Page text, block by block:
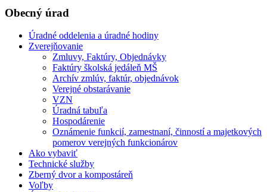
Obecný úrad
Úradné oddelenia a úradné hodiny
Zverejňovanie
Zmluvy, Faktúry, Objednávky
Faktúry školská jedáleň MŠ
Archív zmlúv, faktúr, objednávok
Verejné obstarávanie
VZN
Úradná tabuľa
Hospodárenie
Oznámenie funkcií, zamestnaní, činností a majetkových
pomerov verejných funkcionárov
Ako vybaviť
Technické služby
Zberný dvor a kompostáreň
Voľby